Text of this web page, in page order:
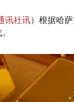
讯社讯）根据哈